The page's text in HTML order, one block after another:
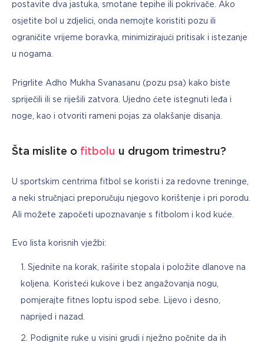
postavite dva jastuka, smotane tepihe ili pokrivače. Ako
osjetite bol u zdjelici, onda nemojte koristiti pozu ili
ograničite vrijeme boravka, minimizirajući pritisak i istezanje
u nogama.
Prigrlite Adho Mukha Svanasanu (pozu psa) kako biste
spriječili ili se riješili zatvora. Ujedno ćete istegnuti leđa i
noge, kao i otvoriti rameni pojas za olakšanje disanja.
Šta mislite o fitbolu u drugom trimestru?
U sportskim centrima fitbol se koristi i za redovne treninge,
a neki stručnjaci preporučuju njegovo korištenje i pri porodu.
Ali možete započeti upoznavanje s fitbolom i kod kuće.
Evo lista korisnih vježbi:
Sjednite na korak, raširite stopala i položite dlanove na
koljena. Koristeći kukove i bez angažovanja nogu,
pomjerajte fitnes loptu ispod sebe. Lijevo i desno,
naprijed i nazad.
Podignite ruke u visini grudi i nježno počnite da ih